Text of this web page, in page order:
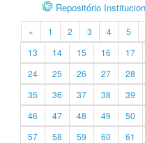
Repositório
« 1 2 3 4 5
13
14 15 16 17
24
25 26 27 28
35
36 37 38 39
46
47 48 49 50
57
58 59 60 61